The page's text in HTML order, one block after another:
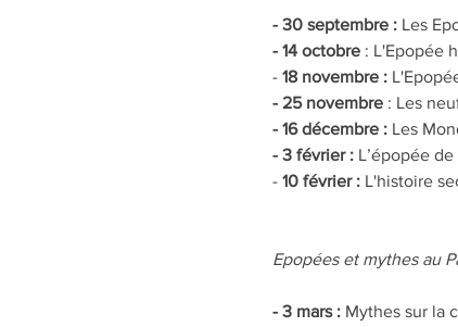
- 30 septembre : Les
- 14 octobre : L'Epopée
- 18 novembre :
- 25 novembre : Les
- 16 décembre : Les
- 3 février : L’épopée de
- 10 février : L'histoire
Epopées et mythes au
- 3 mars : Mythes sur la